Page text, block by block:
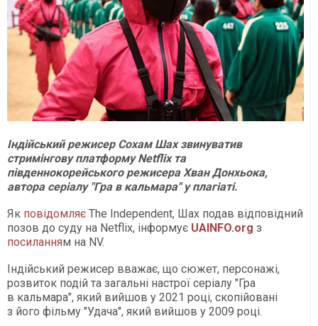
Індійський режисер Сохам Шах звинуватив
стримінгову платформу Netflix та
південнокорейського режисера Хван Донхьока,
автора серіалу "Гра в кальмара" у плагіаті.
Як повідомляє The Independent, Шах подав відповідний
позов до суду на Netflix, інформує UAINFO.org з
посиланням на NV.
Індійський режисер вважає, що сюжет, персонажі,
розвиток подій та загальні настрої серіалу "Гра
в кальмара", який вийшов у 2021 році, скопійовані
з його фільму "Удача", який вийшов у 2009 році.